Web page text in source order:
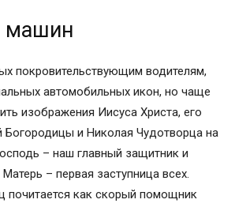
иконы в машине
автоикон
машин
покровительствующим водителям,
автомобильных икон, но чаще
изображения Иисуса Христа, его
Богородицы и Николая Чудотворца на
– наш главный защитник и
– первая заступница всех.
почитается как скорый помощник